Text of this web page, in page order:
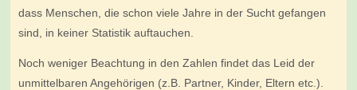
dass Menschen, die schon viele Jahre in der Sucht gefangen
sind, in keiner Statistik auftauchen.
Noch weniger Beachtung in den Zahlen findet das Leid der
unmittelbaren Angehörigen (z.B. Partner, Kinder, Eltern etc.).